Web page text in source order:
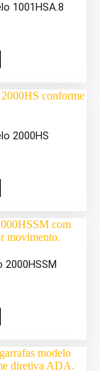
1001HSA.8
2000HS